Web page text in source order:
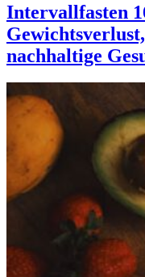
Intervallfasten
nachhaltige